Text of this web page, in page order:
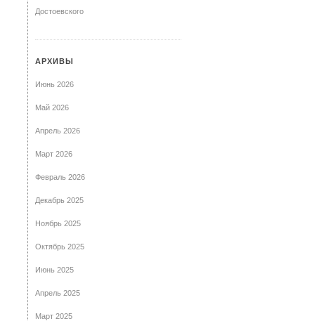
Достоевского
АРХИВЫ
Июнь 2026
Май 2026
Апрель 2026
Март 2026
Февраль 2026
Декабрь 2025
Ноябрь 2025
Октябрь 2025
Июнь 2025
Апрель 2025
Март 2025